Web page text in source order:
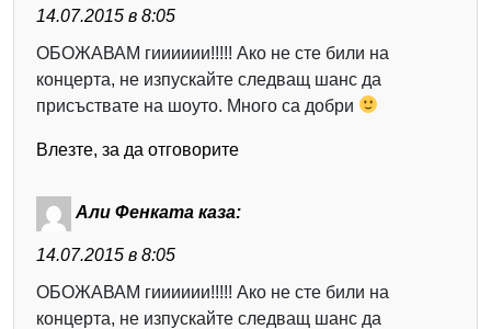
14.07.2015 в 8:05
ОБОЖАВАМ гииииии!!!!! Ако не сте били на
концерта, не изпускайте следващ шанс да
присъствате на шоуто. Много са добри
Влезте, за да отговорите
Али Фенката каза:
14.07.2015 в 8:05
ОБОЖАВАМ гииииии!!!!! Ако не сте били на
концерта, не изпускайте следващ шанс да